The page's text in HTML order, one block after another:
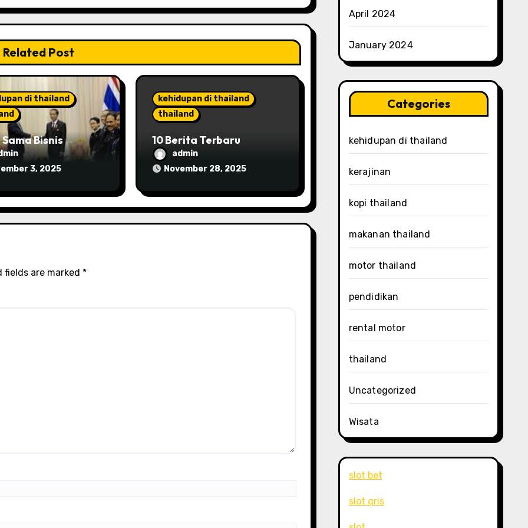
Related Post
di thailand
Bisnis
dan Indonesia:
Sektor, dan Tren
3, 2025
kehidupan di thailand
thailand
10 Berita Terbaru
Thailand Akhir 2025:
Politik, Ekonomi, dan
Pariwisata
admin
November 28, 2025
fields are marked *
April 2024
January 2024
Categories
kehidupan di thailand
kerajinan
kopi thailand
makanan thailand
motor thailand
pendidikan
rental motor
thailand
Uncategorized
Wisata
slot bet
slot qris